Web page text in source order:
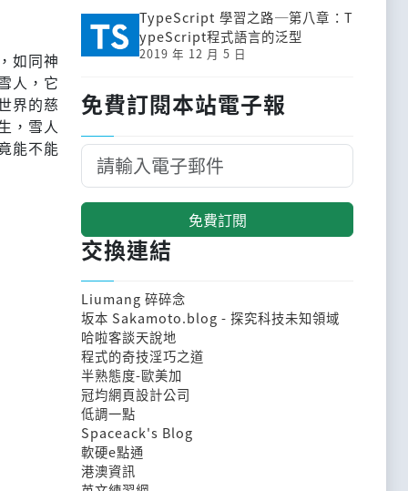
如同神
人，它
界的慈
，雪人
能不能
TypeScript 學習之路─第八章：T
ypeScript程式語言的泛型
2019 年 12 月 5 日
免費訂閱本站電子報
免費訂閱
交換連結
Liumang 碎碎念
坂本 Sakamoto.blog - 探究科技未知領域
哈啦客談天說地
程式的奇技淫巧之道
半熟態度-歐美加
冠均網頁設計公司
低調一點
Spaceack's Blog
軟硬e點通
港澳資訊